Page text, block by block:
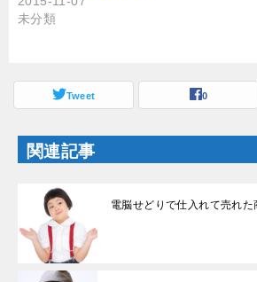
ウ
ィ
ン
き
す
て
し
い
ウ
ン
ド
ウ
で
未分類
Tweet 0
関連記事
電脳せどりで仕入れて売れた